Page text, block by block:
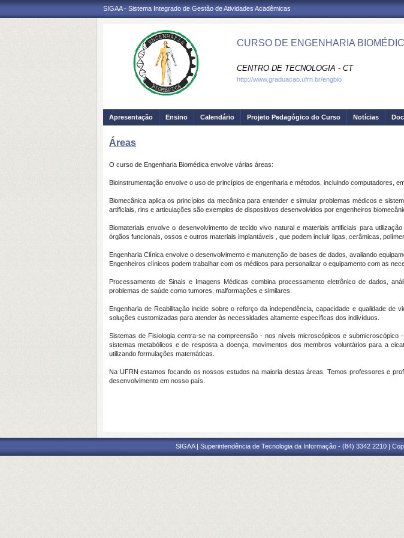
SIGAA - Sistema Integrado de Gestão de Atividades Acadêmicas
CURSO DE ENGENHARIA
CENTRO DE TECNOLOGIA - CT
http://www.graduacao.ufrn.br/engbio
Apresentação Ensino Calendário Projeto Pedagógico do Curso Notícias
Áreas
O curso de Engenharia Biomédica envolve várias áreas:
Bioinstrumentação envolve o uso de princípios de engenharia e métodos, incluindo computadores,
Biomecânica aplica os princípios da mecânica para entender e simular problemas médicos e
artificiais, rins e articulações são exemplos de dispositivos desenvolvidos por engenheiros
Biomateriais envolve o desenvolvimento de tecido vivo natural e materiais artificiais para
órgãos funcionais, ossos e outros materiais implantáveis , que podem incluir ligas, cerâmicas,
Engenharia Clínica envolve o desenvolvimento e manutenção de bases de dados, avaliando
Engenheiros clínicos podem trabalhar com os médicos para personalizar o equipamento com as
Processamento de Sinais e Imagens Médicas combina processamento eletrônico de dados,
problemas de saúde como tumores, malformações e similares.
Engenharia de Reabilitação incide sobre o reforço da independência, capacidade e qualidade
soluções customizadas para atender às necessidades altamente específicas dos indivíduos.
Sistemas de Fisiologia centra-se na compreensão - nos níveis microscópicos e
sistemas metabólicos e de resposta a doença, movimentos dos membros voluntários para a
utilizando formulações matemáticas.
Na UFRN estamos focando os nossos estudos na maioria destas áreas. Temos professores e
desenvolvimento em nosso país.
SIGAA | Superintendência de Tecnologia da Informação - (84) 3342 2210 |